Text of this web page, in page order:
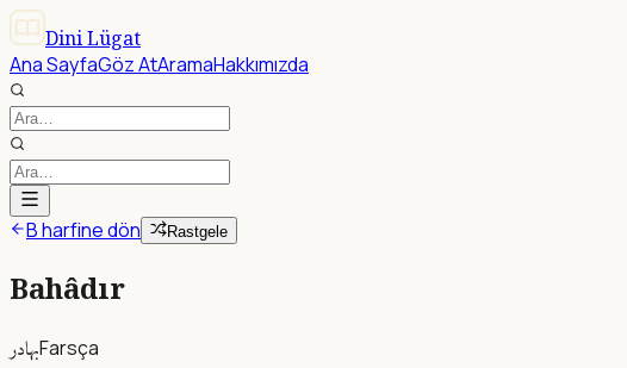
Dini Lügat
Ana SayfaGöz AtAramaHakkımızda
B harfine dön Rastgele
Bahâdır
بهادرFarsça